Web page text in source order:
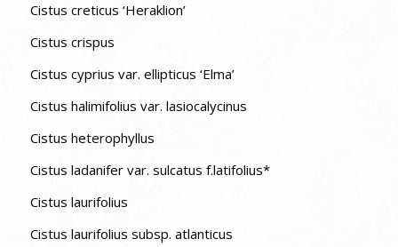
Cistus creticus ‘Heraklion’
Cistus crispus
Cistus cyprius var. ellipticus ‘Elma’
Cistus halimifolius var. lasiocalycinus
Cistus heterophyllus
Cistus ladanifer var. sulcatus f.latifolius*
Cistus laurifolius
Cistus laurifolius subsp. atlanticus